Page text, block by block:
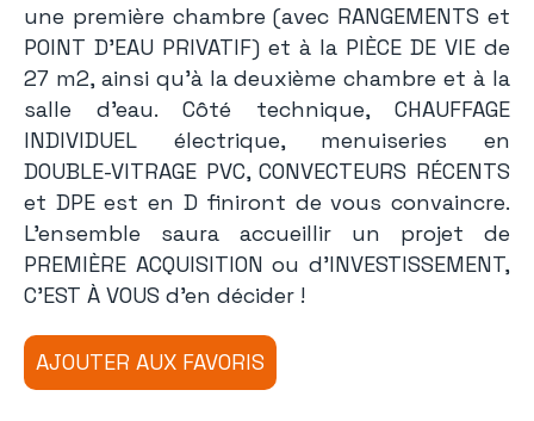
une première chambre (avec RANGEMENTS et
POINT D’EAU PRIVATIF) et à la PIÈCE DE VIE de
27 m2, ainsi qu’à la deuxième chambre et à la
salle d’eau. Côté technique, CHAUFFAGE
INDIVIDUEL électrique, menuiseries en
DOUBLE-VITRAGE PVC, CONVECTEURS RÉCENTS
et DPE est en D finiront de vous convaincre.
L’ensemble saura accueillir un projet de
PREMIÈRE ACQUISITION ou d’INVESTISSEMENT,
C’EST À VOUS d’en décider !